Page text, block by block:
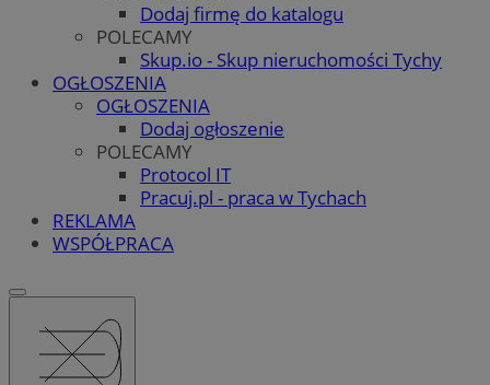
Dodaj firmę do katalogu
POLECAMY
Skup.io - Skup nieruchomości Tychy
OGŁOSZENIA
OGŁOSZENIA
Dodaj ogłoszenie
POLECAMY
Protocol IT
Pracuj.pl - praca w Tychach
REKLAMA
WSPÓŁPRACA